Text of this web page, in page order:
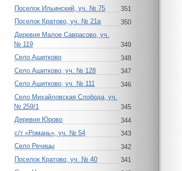
Поселок Ильинский, уч. № 75
351
Поселок Кратово, уч. № 21а
350
Деревня Малое Саврасово, уч.
№ 119
349
Село Ашитково
348
Село Ашитково, уч. № 128
347
Село Ашитково, уч. № 111
346
Село Михайловская Слобода, уч.
№ 259/1
345
Деревня Юрово
344
с/т «Романь», уч. № 54
343
Село Речицы
342
Поселок Кратово, уч. № 40
341